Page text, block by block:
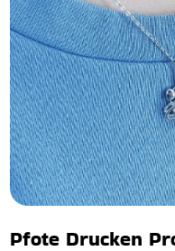
Pfote Drucken